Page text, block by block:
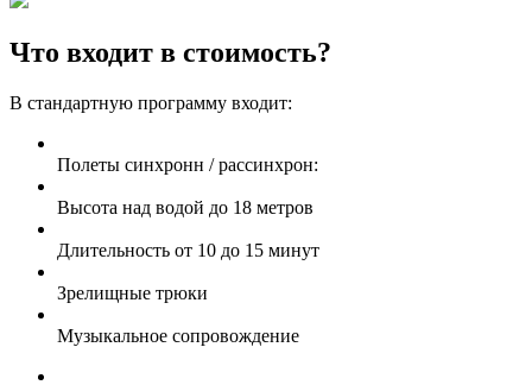
Что входит в стоимость?
В стандартную программу входит:
Полеты синхронн / рассинхрон:
Высота над водой до 18 метров
Длительность от 10 до 15 минут
Зрелищные трюки
Музыкальное сопровождение